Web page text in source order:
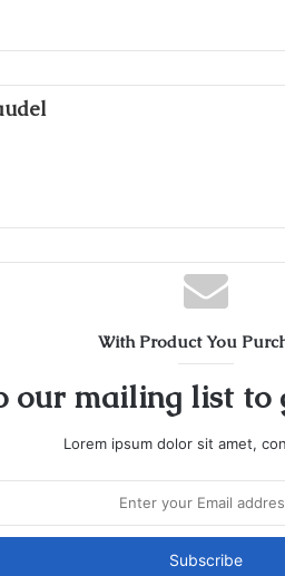
With Product You
our mailing list to
Lorem ipsum dolor sit amet,